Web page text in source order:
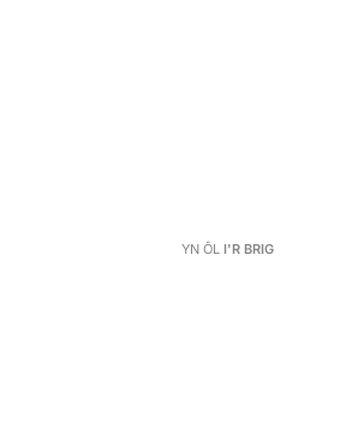
YN ÔL I'R BRIG